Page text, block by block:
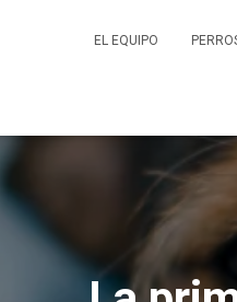
EL EQUIPO